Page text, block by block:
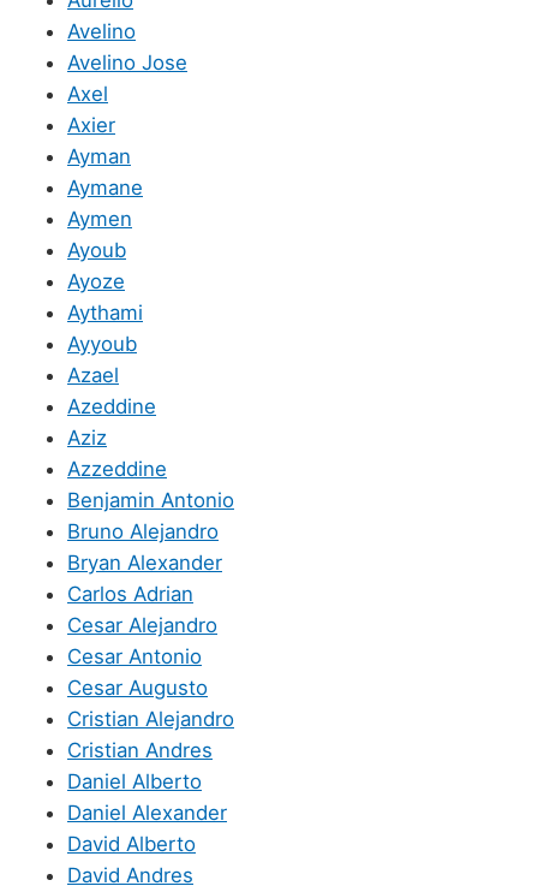
Avelino
Avelino Jose
Axel
Axier
Ayman
Aymane
Aymen
Ayoub
Ayoze
Aythami
Ayyoub
Azael
Azeddine
Aziz
Azzeddine
Benjamin Antonio
Bruno Alejandro
Bryan Alexander
Carlos Adrian
Cesar Alejandro
Cesar Antonio
Cesar Augusto
Cristian Alejandro
Cristian Andres
Daniel Alberto
Daniel Alexander
David Alberto
David Andres